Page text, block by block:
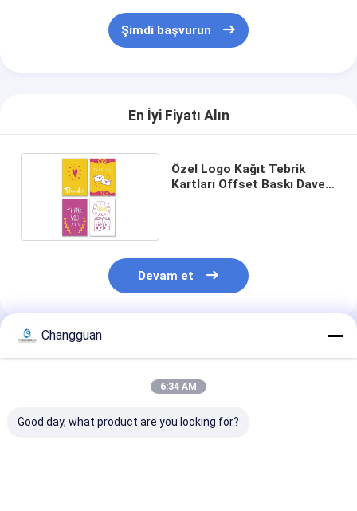
Şimdi başvurun
En İyi Fiyatı Alın
Özel Logo Kağıt Tebrik
Kartları Offset Baskı Davet
Devam et
Önerilen Ürünler
Changguan
6:34 AM
Good day, what product are you looking for?